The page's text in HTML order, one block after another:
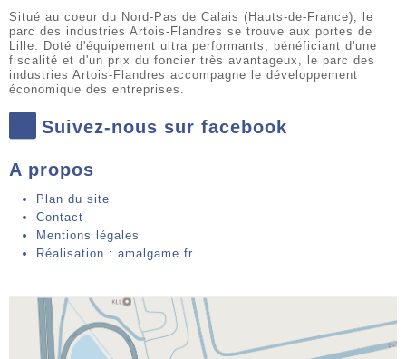
Situé au coeur du Nord-Pas de Calais (Hauts-de-France), le
parc des industries Artois-Flandres se trouve aux portes de
Lille. Doté d'équipement ultra performants, bénéficiant d'une
fiscalité et d'un prix du foncier très avantageux, le parc des
industries Artois-Flandres accompagne le développement
économique des entreprises.
Suivez-nous sur facebook
A propos
Plan du site
Contact
Mentions légales
Réalisation : amalgame.fr